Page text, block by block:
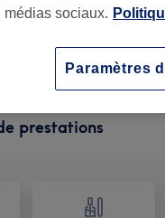
prestations
médias sociaux.
Paramètres